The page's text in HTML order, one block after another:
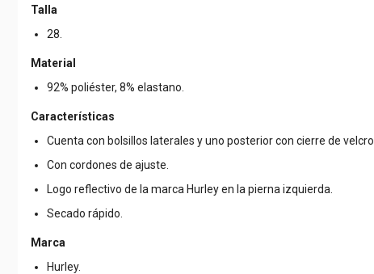
Talla
28.
Material
92% poliéster, 8% elastano.
Características
Cuenta con bolsillos laterales y uno posterior con cierre de velcro.
Con cordones de ajuste.
Logo reflectivo de la marca Hurley en la pierna izquierda.
Secado rápido.
Marca
Hurley.